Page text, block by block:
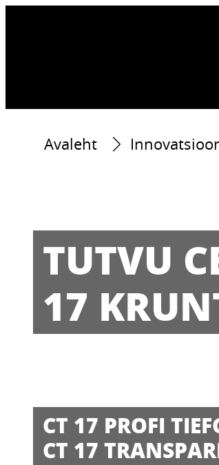
Avaleht
TUTVU
17
CT 17 PROFI
CT 17